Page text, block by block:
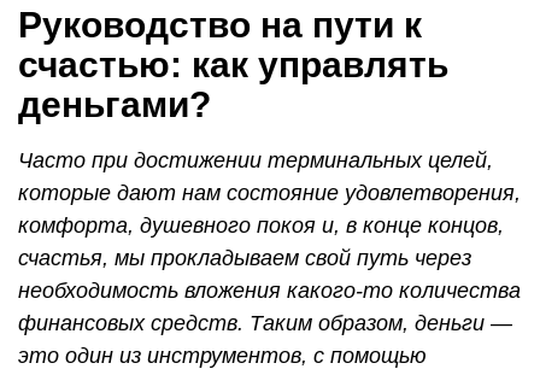
Руководство на пути к
счастью: как управлять
деньгами?
Часто при достижении терминальных целей,
которые дают нам состояние удовлетворения,
комфорта, душевного покоя и, в конце концов,
счастья, мы прокладываем свой путь через
необходимость вложения какого-то количества
финансовых средств. Таким образом, деньги —
это один из инструментов, с помощью